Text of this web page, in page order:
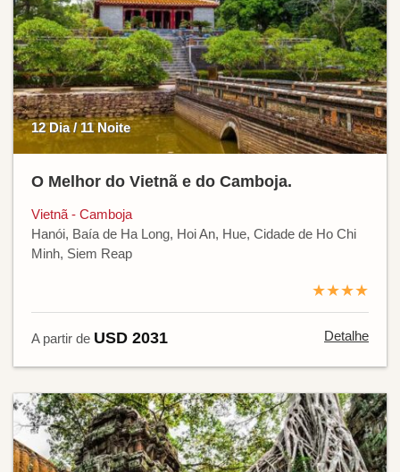
12 Dia / 11 Noite
O Melhor do Vietnã e do Camboja.
Vietnã - Camboja
Hanói, Baía de Ha Long, Hoi An, Hue, Cidade de Ho Chi
Minh, Siem Reap
★★★★
A partir de USD 2031 Detalhe